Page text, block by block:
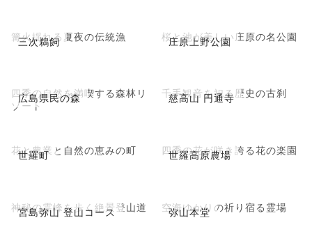
三次鵜飼
篝火揺れる夏夜の伝統漁 庄原上野公園
桜と池が美しい庄原の名公園
広島県民の森
四季の自然を満喫する森林リ
ゾート
慈高山 円通寺
千手観音を祀る歴史の古刹
世羅町
花と農業と自然の恵みの町 世羅高原農場
四季の花が咲き誇る花の楽園
宮島弥山 登山コース
神秘の霊峰を歩く絶景登山道 弥山本堂
空海ゆかりの祈り宿る霊場